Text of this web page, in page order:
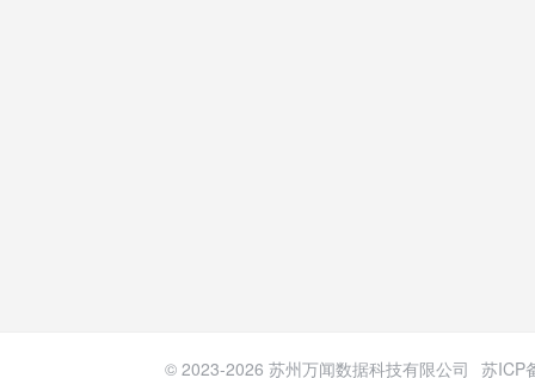
© 2023-2026 苏州万闻数据科技有限公司 苏ICP